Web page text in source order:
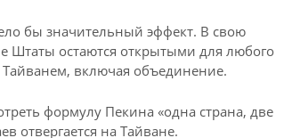
бы значительный эффект. В свою
Штаты остаются открытыми для любого
включая объединение.
формулу Пекина «одна страна, две
отвергается на Тайване.